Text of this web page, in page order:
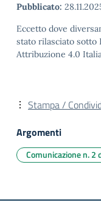
Pubblicato:
Eccetto dove
stato rilasciato sotto
Attribuzione 4.0
Stampa /
Argomenti
Comunicazione n.